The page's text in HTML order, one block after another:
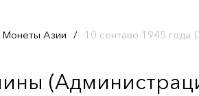
Монеты Азии / 10 сентаво 1945